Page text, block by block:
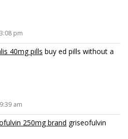
pm
40mg pills buy ed pills without a
am
250mg brand griseofulvin